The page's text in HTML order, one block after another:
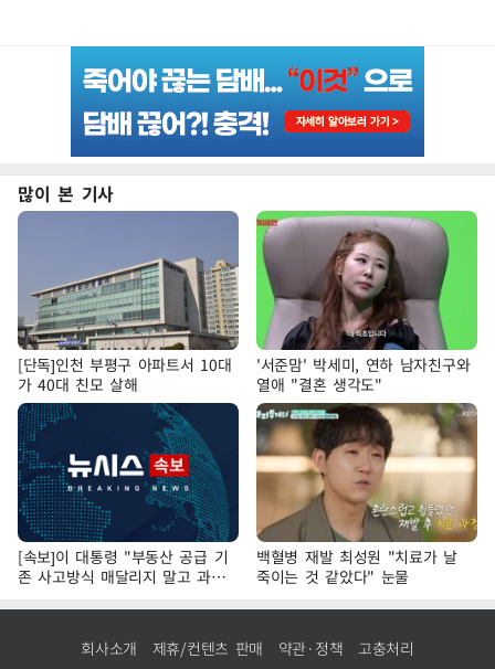
많이 본 기사
[단독]인천 부평구 아파트서 10대
가 40대 친모 살해
'서준맘' 박세미, 연하 남자친구와
열애 "결혼 생각도"
[속보]이 대통령 "부동산 공급 기
존 사고방식 매달리지 말고 과감
히 실천"
백혈병 재발 최성원 "치료가 날
죽이는 것 같았다" 눈물
회사소개 제휴/컨텐츠 판매 약관·정책 고충처리